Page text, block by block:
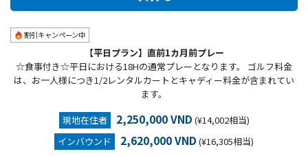
割引キャンペーン中
【平日プラン】直前1カ月前プレー
☆食事付き☆平日における18Hの通常プレーとなります。 ゴルフ料金
は、お一人様につき1/2レンタルカートとキャディー料金が含まれてい
ます。
現地在住者
2,250,000 VND (¥14,002相当)
インバウンド
2,620,000 VND (¥16,305相当)